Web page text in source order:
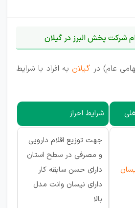
شرکت پخش البرز در گیلان
عام) در گیلان به افراد با شرایط
شرایط احراز
جهت توزیع اقلام دارویی
و مصرفی در سطح استان
دارای حسن سابقه کار
دارای نیسان وانت مدل
بالا